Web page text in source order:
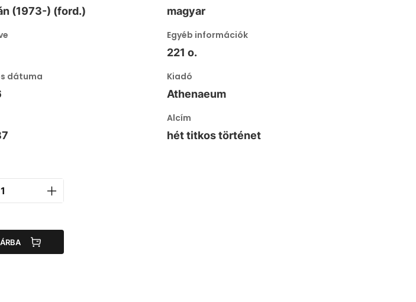
(1973-) (ford.) magyar
Egyéb információk
221 o.
dátuma Kiadó
Athenaeum
Alcím
hét titkos történet